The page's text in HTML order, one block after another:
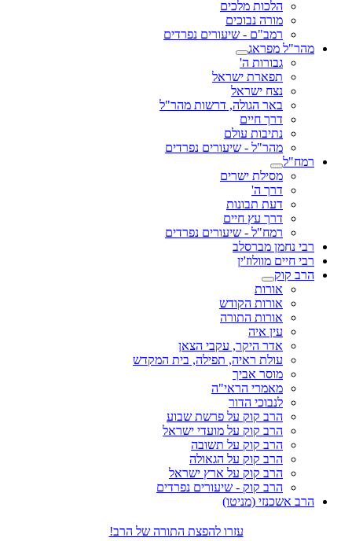
הלכות מלכים
מורה נבוכים
רמב"ם - שיעורים נפרדים
מהר"ל מפראג
גבורות ה'
תפארת ישראל
נצח ישראל
באר הגולה, דרשות מהר"ל
דרך חיים
נתיבות עולם
מהר"ל - שיעורים נפרדים
רמח"ל
מסילת ישרים
דרך ה'
דעת תבונות
דרך עץ חיים
רמח"ל - שיעורים נפרדים
רבי נחמן מברסלב
רבי חיים מוולוז'ין
הרב קוק
אורות
אורות הקודש
אורות התורה
עין איה
אדר היקר, עקבי הצאן
עולת ראיה, תפילה, בית המקדש
מוסר אביך
מאמרי הראי"ה
לנבוכי הדור
הרב קוק על פרשת שבוע
הרב קוק על מועדי ישראל
הרב קוק על תשובה
הרב קוק על הגאולה
הרב קוק על ארץ ישראל
הרב קוק - שיעורים נפרדים
הרב אשכנזי (מניטו)
עזרו להפצת התורה של הרב!